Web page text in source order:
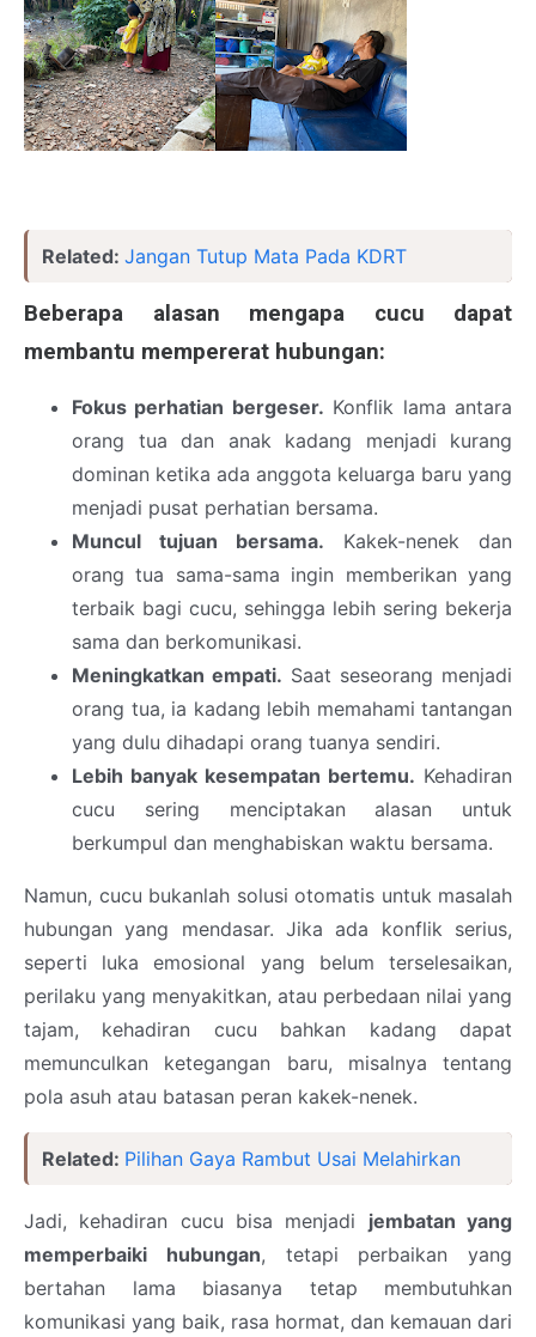
Related: Jangan Tutup Mata Pada KDRT
Beberapa alasan mengapa cucu dapat
membantu mempererat hubungan:
Fokus perhatian bergeser. Konflik lama antara
orang tua dan anak kadang menjadi kurang
dominan ketika ada anggota keluarga baru yang
menjadi pusat perhatian bersama.
Muncul tujuan bersama. Kakek-nenek dan
orang tua sama-sama ingin memberikan yang
terbaik bagi cucu, sehingga lebih sering bekerja
sama dan berkomunikasi.
Meningkatkan empati. Saat seseorang menjadi
orang tua, ia kadang lebih memahami tantangan
yang dulu dihadapi orang tuanya sendiri.
Lebih banyak kesempatan bertemu. Kehadiran
cucu sering menciptakan alasan untuk
berkumpul dan menghabiskan waktu bersama.
Namun, cucu bukanlah solusi otomatis untuk masalah
hubungan yang mendasar. Jika ada konflik serius,
seperti luka emosional yang belum terselesaikan,
perilaku yang menyakitkan, atau perbedaan nilai yang
tajam, kehadiran cucu bahkan kadang dapat
memunculkan ketegangan baru, misalnya tentang
pola asuh atau batasan peran kakek-nenek.
Related: Pilihan Gaya Rambut Usai Melahirkan
Jadi, kehadiran cucu bisa menjadi jembatan yang
memperbaiki hubungan, tetapi perbaikan yang
bertahan lama biasanya tetap membutuhkan
komunikasi yang baik, rasa hormat, dan kemauan dari